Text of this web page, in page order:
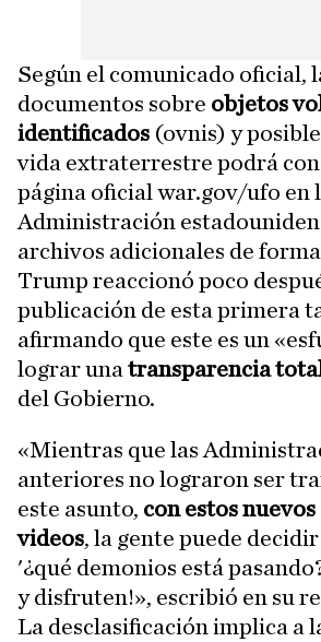
Según el comunicado oficial,
documentos sobre objetos
identificados (ovnis) y
vida extraterrestre podrá
página oficial war.gov/ufo en
Administración
archivos adicionales de
Trump reaccionó poco
publicación de esta primera
afirmando que este es un
lograr una transparencia
del Gobierno.
«Mientras que las
anteriores no lograron ser
este asunto, con estos
videos, la gente puede
'¿qué demonios está
y disfruten!», escribió en su
La desclasificación implica a